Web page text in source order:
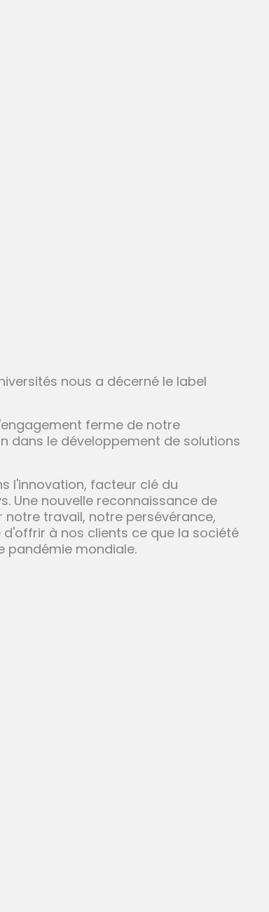
nous a décerné le label
ferme de notre
dans le développement de solutions
l'innovation, facteur clé du
Une nouvelle reconnaissance de
travail, notre persévérance,
à nos clients ce que la société
pandémie mondiale.